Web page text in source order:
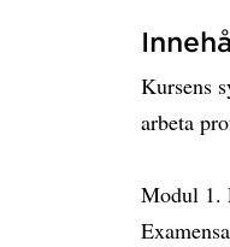
Kursens
arbeta
Modul 1.